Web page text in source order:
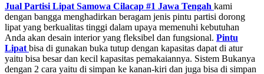
Jual Partisi Lipat Samowa Cilacap #1 Jawa Tengah kami
dengan bangga menghadirkan beragam jenis pintu partisi dorong
lipat yang berkualitas tinggi dalam upaya memenuhi kebutuhan
Anda akan desain interior yang fleksibel dan fungsional. Pintu
Lipat bisa di gunakan buka tutup dengan kapasitas dapat di atur
yaitu bisa besar dan kecil kapasitas pemakaiannya. Sistem Bukanya
dengan 2 cara yaitu di simpan ke kanan-kiri dan juga bisa di simpan